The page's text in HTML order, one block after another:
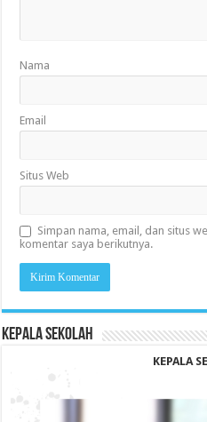
Nama
Email
Situs Web
Simpan nama, email, dan situs
komentar saya berikutnya.
KEPALA SEKOLAH
KEPALA